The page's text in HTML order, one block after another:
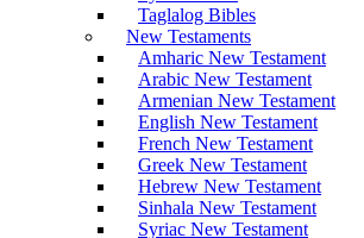
Taglalog Bibles
New Testaments
Amharic New Testament
Arabic New Testament
Armenian New Testament
English New Testament
French New Testament
Greek New Testament
Hebrew New Testament
Sinhala New Testament
Syriac New Testament